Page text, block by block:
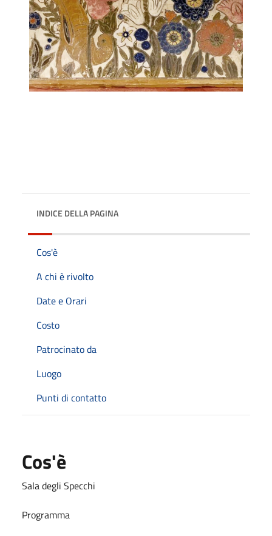
INDICE DELLA PAGINA
Cos'è
A chi è rivolto
Date e Orari
Costo
Patrocinato da
Luogo
Punti di contatto
Cos'è
Sala degli Specchi
Programma